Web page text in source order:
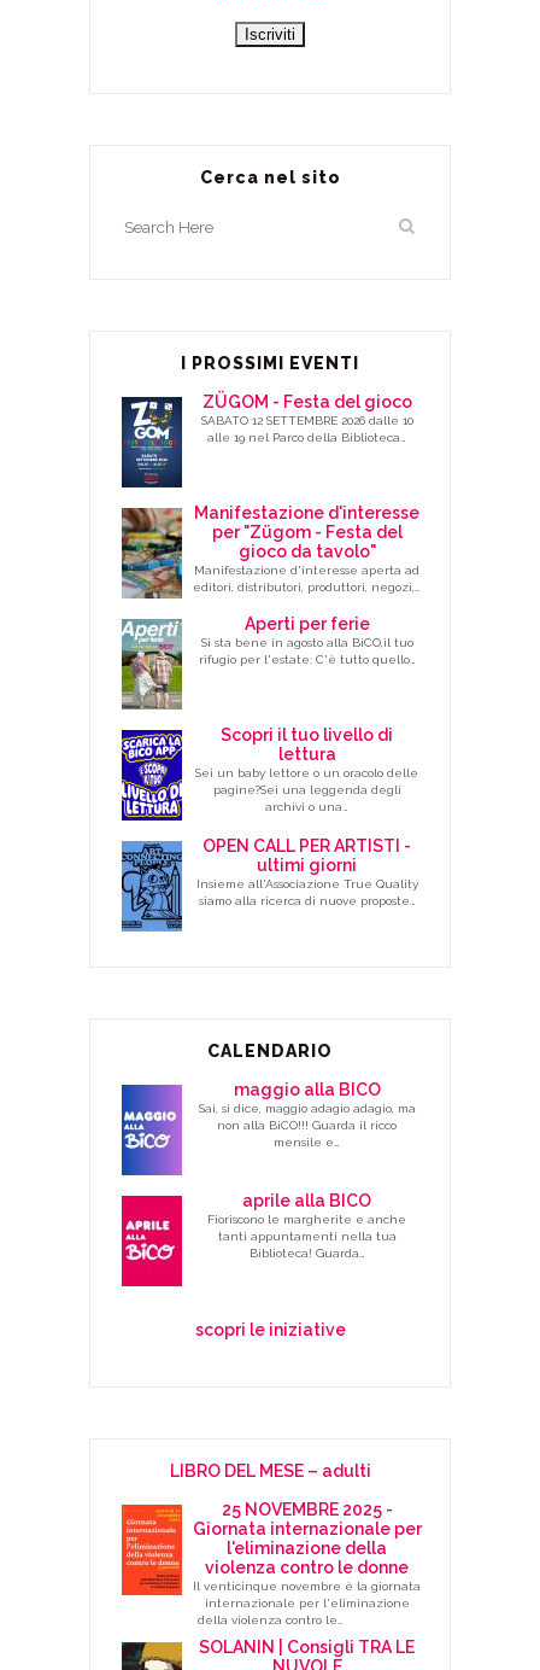
Cerca nel sito
I PROSSIMI EVENTI
ZÜGOM - Festa del gioco
SABATO 12 SETTEMBRE 2026 dalle 10
alle 19 nel Parco della Biblioteca…
Manifestazione d'interesse
per "Zügom - Festa del
gioco da tavolo"
Manifestazione d'interesse aperta ad
editori, distributori, produttori, negozi,…
Aperti per ferie
Si sta bene in agosto alla BiCO,il tuo
rifugio per l'estate: C'è tutto quello…
Scopri il tuo livello di
lettura
Sei un baby lettore o un oracolo delle
pagine?Sei una leggenda degli
archivi o una…
OPEN CALL PER ARTISTI -
ultimi giorni
Insieme all'Associazione True Quality
siamo alla ricerca di nuove proposte…
CALENDARIO
maggio alla BICO
Sai, si dice, maggio adagio adagio, ma
non alla BiCO!!! Guarda il ricco
mensile e…
aprile alla BICO
Fioriscono le margherite e anche
tanti appuntamenti nella tua
Biblioteca! Guarda…
scopri le iniziative
LIBRO DEL MESE – adulti
25 NOVEMBRE 2025 -
Giornata internazionale per
l'eliminazione della
violenza contro le donne
Il venticinque novembre è la giornata
internazionale per l'eliminazione
della violenza contro le…
SOLANIN | Consigli TRA LE